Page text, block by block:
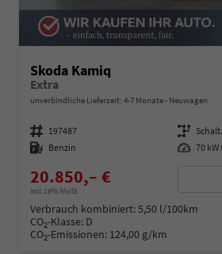
Skoda Kamiq
Extra
unverbindliche Lieferzeit: 4-7 Monate Neuwagen
Fahrzeugnummer 197487 Getriebe
Kraftstoff Benzin Leistung 70 kW
20.850,– €
incl. 19% MwSt.
Verbrauch kombiniert:5,50 l/100km
CO2-Klasse: D
CO2-Emissionen: 124,00 g/km